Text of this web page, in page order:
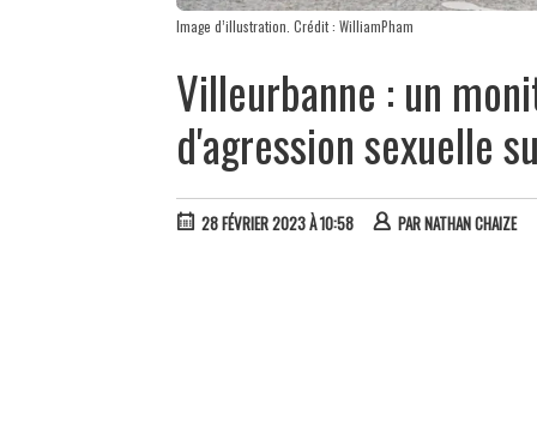
Image d’illustration. Crédit : WilliamPham
Villeurbanne : un
d'agression sexuelle
28 FÉVRIER 2023 À 10:58 PARNATHAN CHAIZE